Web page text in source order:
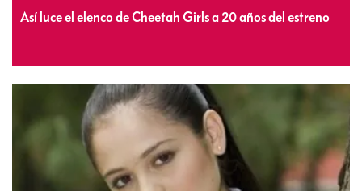
Así luce el elenco de Cheetah Girls a 20 años del estreno